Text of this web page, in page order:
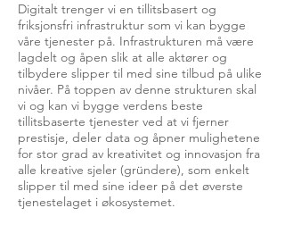
Digitalt trenger vi en tillitsbasert og
friksjonsfri infrastruktur som vi kan bygge
våre tjenester på. Infrastrukturen må være
lagdelt og åpen slik at alle aktører og
tilbydere slipper til med sine tilbud på ulike
nivåer. På toppen av denne strukturen skal
vi og kan vi bygge verdens beste
tillitsbaserte tjenester ved at vi fjerner
prestisje, deler data og åpner mulighetene
for stor grad av kreativitet og innovasjon fra
alle kreative sjeler (gründere), som enkelt
slipper til med sine ideer på det øverste
tjenestelaget i økosystemet.